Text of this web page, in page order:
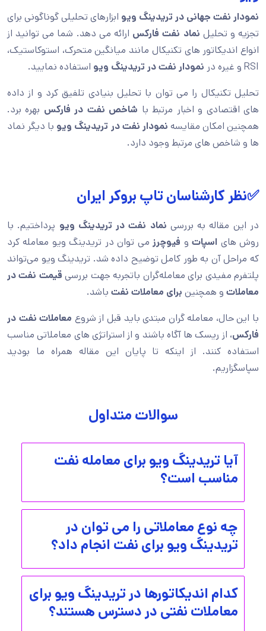
نمودار نفت جهانی در تریدینگ ویو ابزارهای تحلیلی گوناگونی برای
تجزیه و تحلیل نماد نفت فارکس ارائه می دهد. شما می توانید از
انواع اندیکاتور های تکنیکال مانند میانگین متحرک، استوکاستیک،
RSI و غیره در
نمودار نفت در تریدینگ ویو استفاده نمایید.
تحلیل تکنیکال را می توان با تحلیل بنیادی تلفیق کرد و از داده
های اقتصادی و اخبار مرتبط با شاخص نفت در فارکس بهره برد.
همچنین امکان مقایسه نمودار نفت در تریدینگ ویو با دیگر نماد
ها و شاخص های مرتبط وجود دارد.
✅نظر کارشناسان تاپ بروکر ایران
در این مقاله به بررسی نماد نفت در تریدینگ ویو پرداختیم. با
روش های اسپاتو فیوچرزمی توان در تریدینگ ویو معامله کرد
که مراحل آن به طور کامل توضیح داده شد. تریدینگ ویو می‌تواند
پلتفرم مفیدی برای معامله‌گران باتجربه جهت بررسی قیمت نفت در
معاملات و همچنین برای معاملات نفت باشد.
با این حال، معامله گران مبتدی باید قبل از شروع معاملات نفت در
فارکس، از ریسک ها آگاه باشند و از استراتژی های معاملاتی مناسب
استفاده کنند. از اینکه تا پایان این مقاله همراه ما بودید
سپاسگزاریم.
سوالات متداول
آیا تریدینگ ویو برای معامله نفت
مناسب است؟
چه نوع معاملاتی را می توان در
تریدینگ ویو برای نفت انجام داد؟
کدام اندیکاتورها در تریدینگ ویو برای
معاملات نفتی در دسترس هستند؟